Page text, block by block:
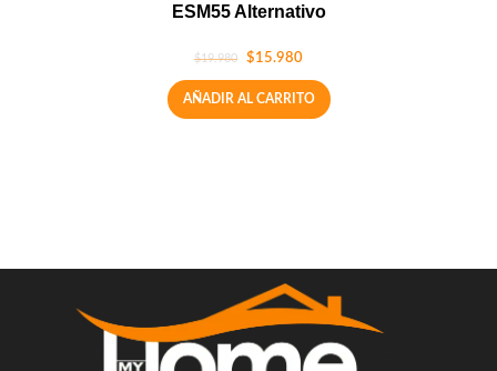
ESM55 Alternativo
$19.980 $15.980
AÑADIR AL CARRITO